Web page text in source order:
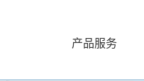
产品服务